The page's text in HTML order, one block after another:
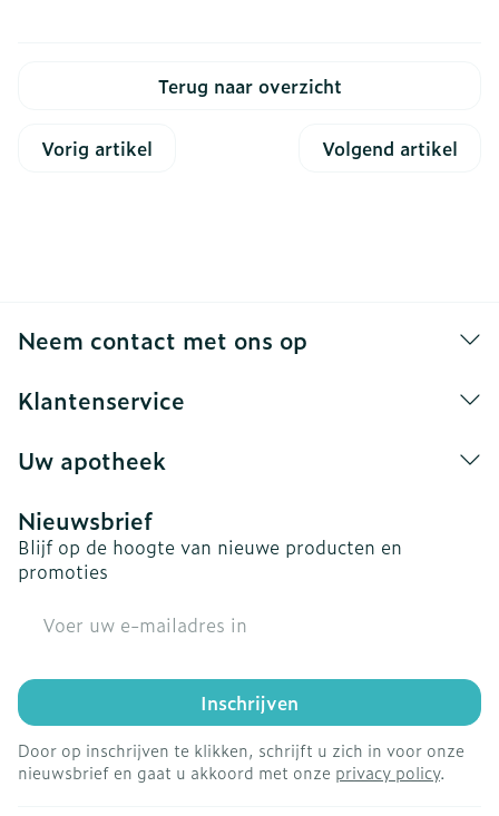
Terug naar overzicht
Vorig artikel Volgend artikel
Neem contact met ons op
Klantenservice
Uw apotheek
Nieuwsbrief
Blijf op de hoogte van nieuwe producten en
promoties
Inschrijven
Door op inschrijven te klikken, schrijft u zich in voor onze
nieuwsbrief en gaat u akkoord met onze privacy policy.